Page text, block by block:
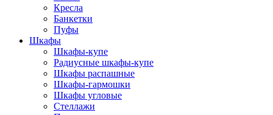
Кресла
Банкетки
Пуфы
Шкафы
Шкафы-купе
Радиусные шкафы-купе
Шкафы распашные
Шкафы-гармошки
Шкафы угловые
Стеллажи